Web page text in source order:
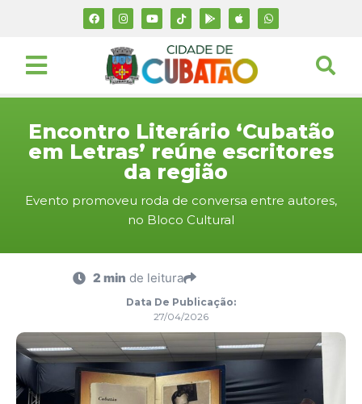
Encontro Literário ‘Cubatão
em Letras’ reúne escritores
da região
Evento promoveu roda de conversa entre autores,
no Bloco Cultural
2 min de leitura
Data De Publicação:
27/04/2026